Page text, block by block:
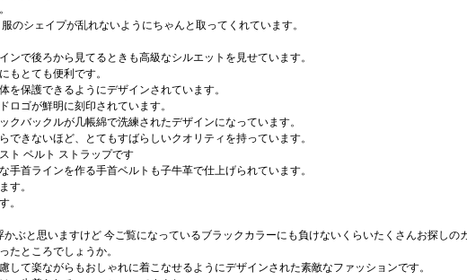
のシェイプが乱れないようにちゃんと取ってくれています。
で後ろから見てるときも高級なシルエットを見せています。
もとても便利です。
保護できるようにデザインされています。
ロゴが鮮明に刻印されています。
バックルが几帳綿で洗練されたデザインになっています。
きないほど、とてもすばらしいクオリティを持っています。
ト ベルト ストラップです
首ラインを作る手首ベルトも子牛革で仕上げられています。
す。
。
ぶと思いますけど 今ご覧になっているブラックカラーにも負けないくらいたくさんお探しの
たところでしょうか。
て楽ながらもおしゃれに着こなせるようにデザインされた素敵なファッションです。